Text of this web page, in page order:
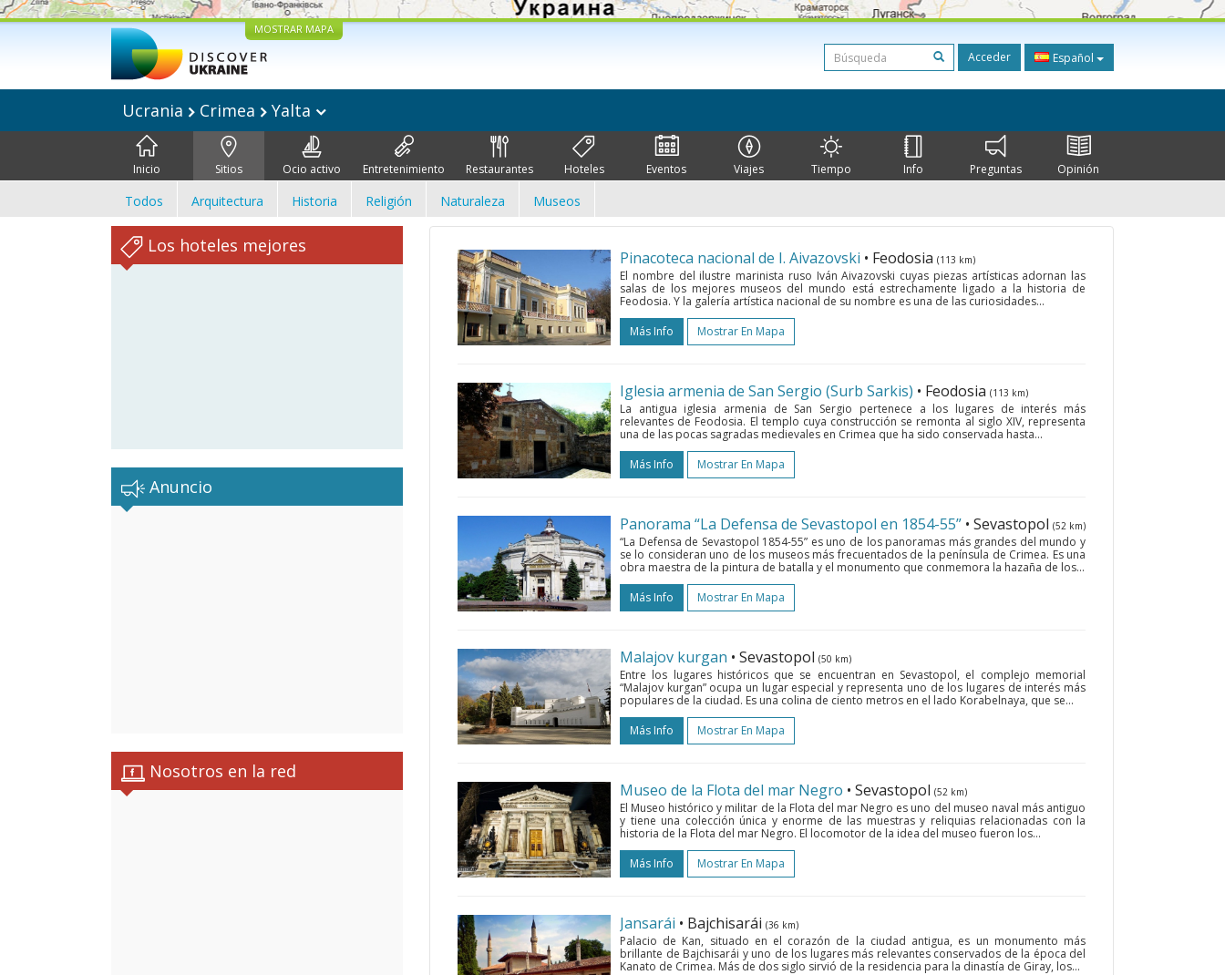
MOSTRAR MAPA
Acceder Español
Ucrania Crimea Yalta
Inicio Sitios Ocio activo Entretenimiento Restaurantes Hoteles Eventos Viajes Tiempo Info Preguntas Opinión
Todos Arquitectura Historia Religión Naturaleza Museos
Los hoteles mejores
Anuncio
Nosotros en la red
Pinacoteca nacional de I. Aivazovski • Feodosia (113 km)
El nombre del ilustre marinista ruso Iván Aivazovski cuyas piezas artísticas adornan las
salas de los mejores museos del mundo está estrechamente ligado a la historia de
Feodosia. Y la galería artística nacional de su nombre es una de las curiosidades...
Más Info
Mostrar En Mapa
Iglesia armenia de San Sergio (Surb Sarkis) • Feodosia (113 km)
La antigua iglesia armenia de San Sergio pertenece a los lugares de interés más
relevantes de Feodosia. El templo cuya construcción se remonta al siglo XIV, representa
una de las pocas sagradas medievales en Crimea que ha sido conservada hasta...
Más Info
Mostrar En Mapa
Panorama “La Defensa de Sevastopol en 1854-55” • Sevastopol (52 km)
“La Defensa de Sevastopol 1854-55” es uno de los panoramas más grandes del mundo y
se lo consideran uno de los museos más frecuentados de la península de Crimea. Es una
obra maestra de la pintura de batalla y el monumento que conmemora la hazaña de los...
Más Info
Mostrar En Mapa
Malajov kurgan • Sevastopol (50 km)
Entre los lugares históricos que se encuentran en Sevastopol, el complejo memorial
“Malajov kurgan” ocupa un lugar especial y representa uno de los lugares de interés más
populares de la ciudad. Es una colina de ciento metros en el lado Korabelnaya, que se...
Más Info
Mostrar En Mapa
Museo de la Flota del mar Negro • Sevastopol (52 km)
El Museo histórico y militar de la Flota del mar Negro es uno del museo naval más antiguo
y tiene una colección única y enorme de las muestras y reliquias relacionadas con la
historia de la Flota del mar Negro. El locomotor de la idea del museo fueron los...
Más Info
Mostrar En Mapa
Jansarái • Bajchisarái (36 km)
Palacio de Kan, situado en el corazón de la ciudad antigua, es un monumento más
brillante de Bajchisarái y uno de los lugares más relevantes conservados de la época del
Kanato de Crimea. Más de dos siglo sirvió de la residencia para la dinastía de Giray, los...